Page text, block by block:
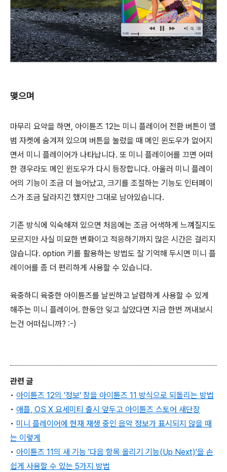
맺으며
마무리 요약을 하면, 아이튠즈 12는 미니 플레이어 전환 버튼이 앨
범 자켓에 숨겨져 있으며 버튼을 눌렀을 때 메인 윈도우가 없어지
면서 미니 플레이어가 나타납니다. 또 미니 플레이어를 끄면 어떠
한 경우라도 메인 윈도우가 다시 등장합니다. 아울러 미니 플레이
어의 기능이 조금 더 늘어났고, 크기를 조절하는 기능도 인터페이
스가 조금 달라지긴 했지만 그대로 남아있습니다.
기존 방식에 익숙해져 있으면 처음에는 조금 어색하게 느껴질지도
모르지만 사실 미묘한 변화이고 적응하기까지 많은 시간은 걸리지
않습니다. option 키를 활용하는 방법도 잘 기억해 두시면 미니 플
레이어를 좀 더 편리하게 사용할 수 있습니다.
육중하디 육중한 아이튠즈를 날씬하고 날렵하게 사용할 수 있게
해주는 미니 플레이어. 한동안 잊고 살았다면 지금 한번 꺼내보시
는건 어떠십니까? :-)
관련 글
• 아이튠즈 12의 '정보' 창을 아이튠즈 11 방식으로 되돌리는 방법
• 애플, OS X 요세미티 출시 앞두고 아이튠즈 스토어 새단장
• 미니 플레이어에 현재 재생 중인 음악 정보가 표시되지 않을 때
는 이렇게
• 아이튠즈 11의 새 기능 '다음 항목 올리기 기능(Up Next)'을 손
쉽게 사용할 수 있는 5가지 방법